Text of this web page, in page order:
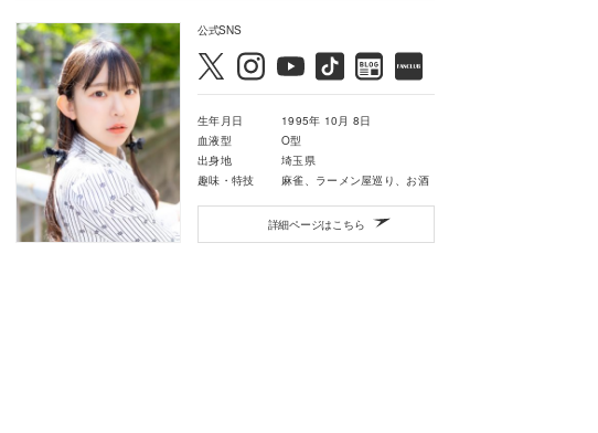
公式SNS
生年月日
1995年 10月 8日
血液型
O型
出身地
埼玉県
趣味・特技
麻雀、ラーメン屋巡り、お酒
詳細ページはこちら